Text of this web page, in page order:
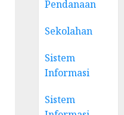
Pendanaan
Sekolahan
Sistem
Informasi
Sistem